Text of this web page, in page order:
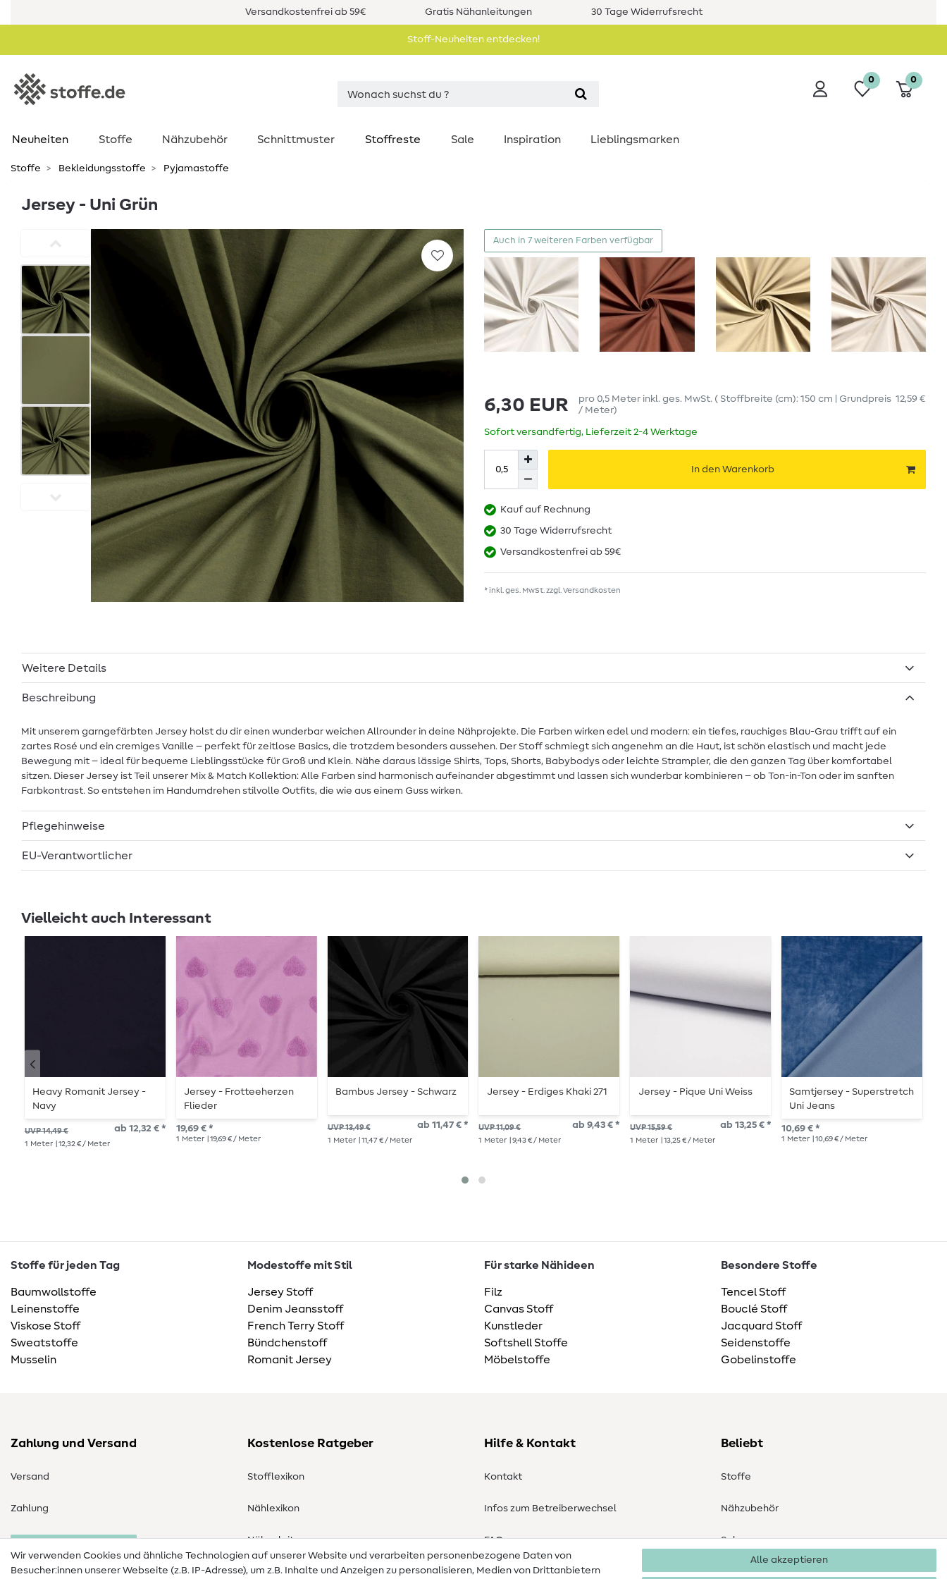
Versandkostenfrei ab 59€ Gratis Nähanleitungen 30 Tage Widerrufsrecht
Stoff-Neuheiten entdecken!
0 0
Neuheiten Stoffe Nähzubehör Schnittmuster Stoffreste Sale Inspiration Lieblingsmarken
Stoffe Bekleidungsstoffe Pyjamastoffe
Jersey - Uni Grün
Auch in 7 weiteren Farben verfügbar
6,30 EUR pro 0,5 Meter inkl. ges. MwSt. ( Stoffbreite (cm): 150 cm | Grundpreis 12,59 €
/ Meter)
Sofort versandfertig, Lieferzeit 2-4 Werktage
In den Warenkorb
Kauf auf Rechnung
30 Tage Widerrufsrecht
Versandkostenfrei ab 59€
* inkl. ges. MwSt. zzgl.Versandkosten
Weitere Details
Beschreibung
Mit unserem garngefärbten Jersey holst du dir einen wunderbar weichen Allrounder in deine Nähprojekte. Die Farben wirken edel und modern: ein tiefes, rauchiges Blau-Grau trifft auf ein
zartes Rosé und ein cremiges Vanille – perfekt für zeitlose Basics, die trotzdem besonders aussehen. Der Stoff schmiegt sich angenehm an die Haut, ist schön elastisch und macht jede
Bewegung mit – ideal für bequeme Lieblingsstücke für Groß und Klein. Nähe daraus lässige Shirts, Tops, Shorts, Babybodys oder leichte Strampler, die den ganzen Tag über komfortabel
sitzen. Dieser Jersey ist Teil unserer Mix & Match Kollektion: Alle Farben sind harmonisch aufeinander abgestimmt und lassen sich wunderbar kombinieren – ob Ton-in-Ton oder im sanften
Farbkontrast. So entstehen im Handumdrehen stilvolle Outfits, die wie aus einem Guss wirken.
Pflegehinweise
EU-Verantwortlicher
Vielleicht auch Interessant
Heavy Romanit Jersey -
Navy
UVP 14,49 € ab 12,32 € *
1 Meter | 12,32 € / Meter
Jersey - Frotteeherzen
Flieder
19,69 € *
1 Meter | 19,69 € / Meter
Bambus Jersey - Schwarz
UVP 13,49 € ab 11,47 € *
1 Meter | 11,47 € / Meter
Jersey - Erdiges Khaki 271
UVP 11,09 € ab 9,43 € *
1 Meter | 9,43 € / Meter
Jersey - Pique Uni Weiss
UVP 15,59 € ab 13,25 € *
1 Meter | 13,25 € / Meter
Samtjersey - Superstretch
Uni Jeans
10,69 € *
1 Meter | 10,69 € / Meter
Stoffe für jeden Tag
Baumwollstoffe
Leinenstoffe
Viskose Stoff
Sweatstoffe
Musselin
Modestoffe mit Stil
Jersey Stoff
Denim Jeansstoff
French Terry Stoff
Bündchenstoff
Romanit Jersey
Für starke Nähideen
Filz
Canvas Stoff
Kunstleder
Softshell Stoffe
Möbelstoffe
Besondere Stoffe
Tencel Stoff
Bouclé Stoff
Jacquard Stoff
Seidenstoffe
Gobelinstoffe
Zahlung und Versand
Versand
Zahlung
Kostenlose Ratgeber
Stofflexikon
Nählexikon
Nähanleitungen
Hilfe & Kontakt
Kontakt
Infos zum Betreiberwechsel
FAQ
Widerrufsrecht
Beliebt
Stoffe
Nähzubehör
Sale
Schnittmuster
Wir verwenden Cookies und ähnliche Technologien auf unserer Website und verarbeiten personenbezogene Daten von
Besucher:innen unserer Webseite (z.B. IP-Adresse), um z.B. Inhalte und Anzeigen zu personalisieren, Medien von Drittanbietern
Alle akzeptieren